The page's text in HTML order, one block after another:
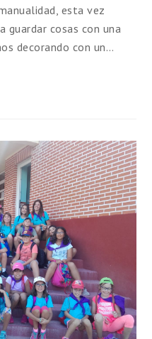
esta vez
guardar cosas con una
decorando con un…